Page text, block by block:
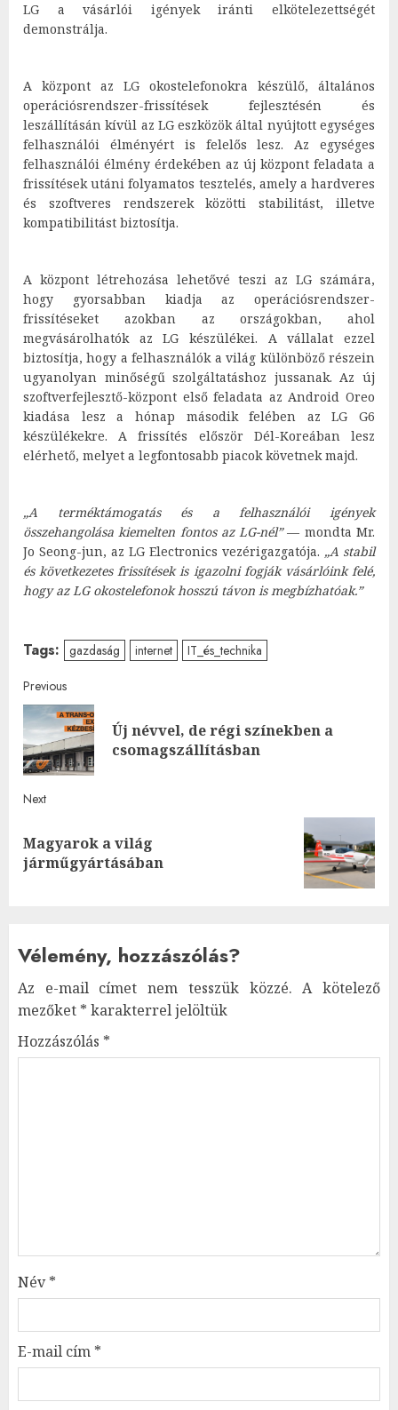
LG a vásárlói igények iránti elkötelezettségét
demonstrálja.
A központ az LG okostelefonokra készülő, általános
operációsrendszer-frissítések fejlesztésén és
leszállításán kívül az LG eszközök által nyújtott egységes
felhasználói élményért is felelős lesz. Az egységes
felhasználói élmény érdekében az új központ feladata a
frissítések utáni folyamatos tesztelés, amely a hardveres
és szoftveres rendszerek közötti stabilitást, illetve
kompatibilitást biztosítja.
A központ létrehozása lehetővé teszi az LG számára,
hogy gyorsabban kiadja az operációsrendszer-
frissítéseket azokban az országokban, ahol
megvásárolhatók az LG készülékei. A vállalat ezzel
biztosítja, hogy a felhasználók a világ különböző részein
ugyanolyan minőségű szolgáltatáshoz jussanak. Az új
szoftverfejlesztő-központ első feladata az Android Oreo
kiadása lesz a hónap második felében az LG G6
készülékekre. A frissítés először Dél-Koreában lesz
elérhető, melyet a legfontosabb piacok követnek majd.
„A terméktámogatás és a felhasználói igények
összehangolása kiemelten fontos az LG-nél”— mondta Mr.
Jo Seong-jun, az LG Electronics vezérigazgatója. „A stabil
és következetes frissítések is igazolni fogják vásárlóink felé,
hogy az LG okostelefonok hosszú távon is megbízhatóak.”
Tags: gazdaság internet IT_és_technika
Post
navigation
Previous
Új névvel, de régi színekben a
csomagszállításban
Next
Next
post:
Magyarok a világ
járműgyártásában
Vélemény, hozzászólás?
Az e-mail címet nem tesszük közzé. A kötelező
mezőket * karakterrel jelöltük
Hozzászólás *
Név*
E-mail cím *